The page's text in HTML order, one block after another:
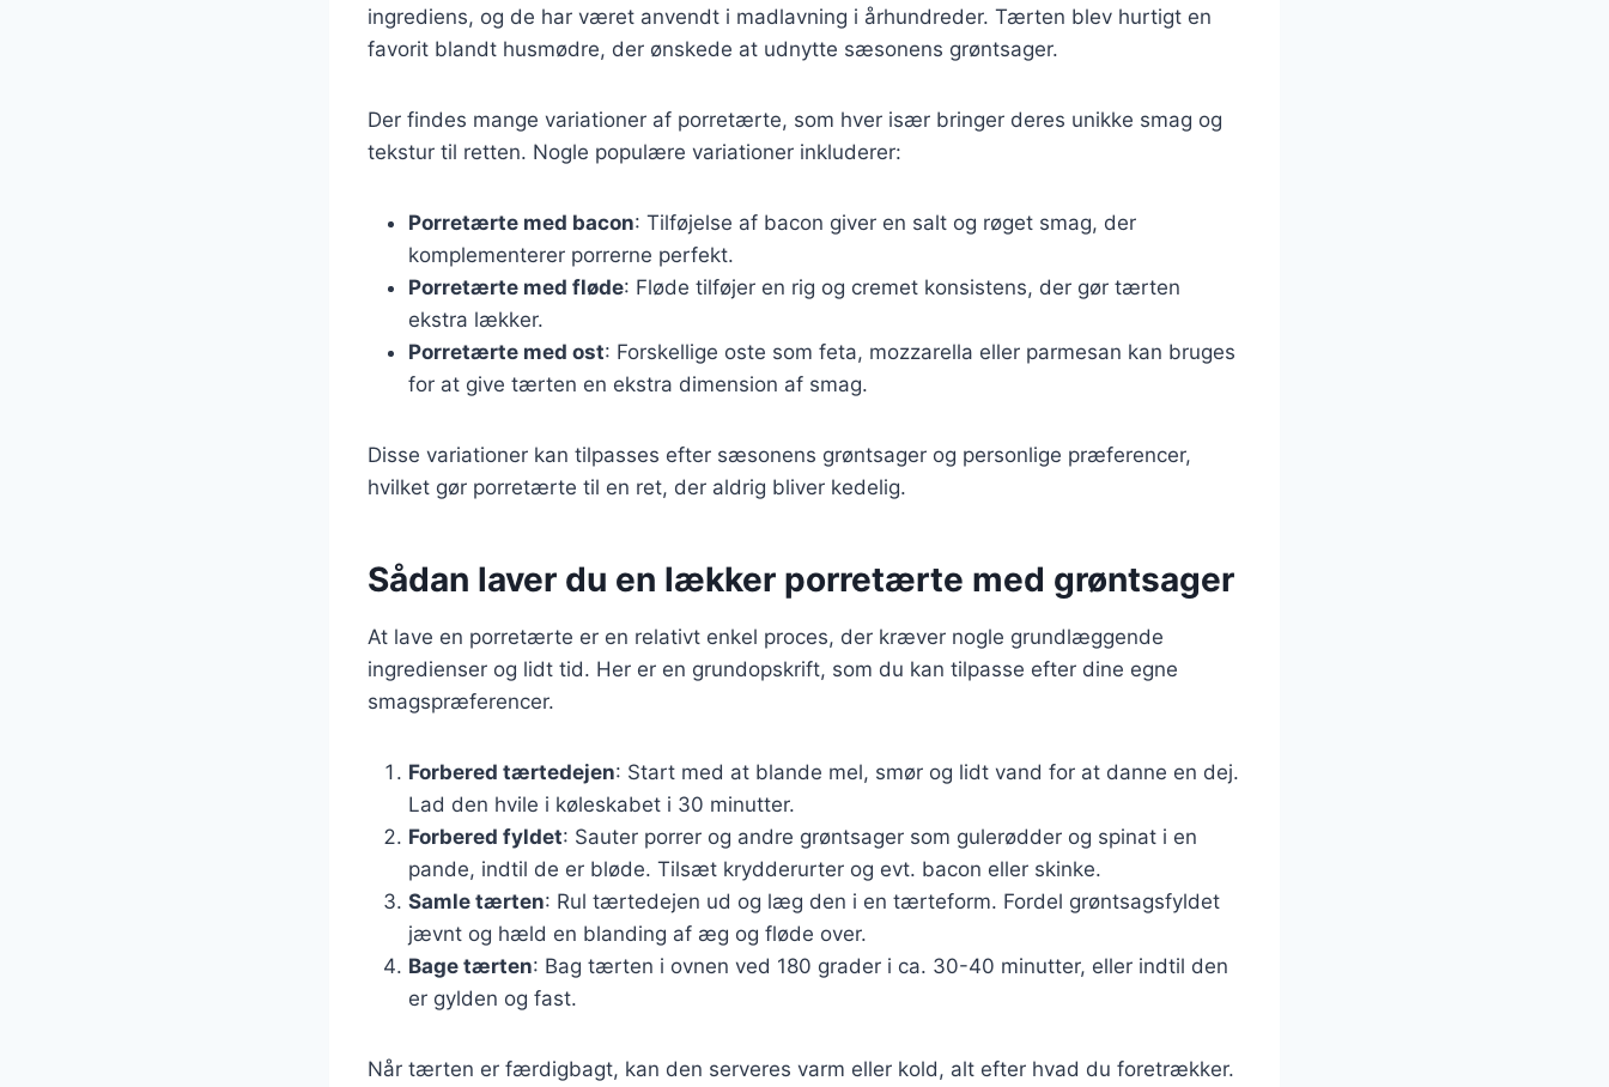
ingrediens, og de har været anvendt i madlavning i århundreder. Tærten blev hurtigt en
favorit blandt husmødre, der ønskede at udnytte sæsonens grøntsager.
Der findes mange variationer af porretærte, som hver især bringer deres unikke smag og
tekstur til retten. Nogle populære variationer inkluderer:
Porretærte med bacon: Tilføjelse af bacon giver en salt og røget smag, der
komplementerer porrerne perfekt.
Porretærte med fløde: Fløde tilføjer en rig og cremet konsistens, der gør tærten
ekstra lækker.
Porretærte med ost: Forskellige oste som feta, mozzarella eller parmesan kan bruges
for at give tærten en ekstra dimension af smag.
Disse variationer kan tilpasses efter sæsonens grøntsager og personlige præferencer,
hvilket gør porretærte til en ret, der aldrig bliver kedelig.
Sådan laver du en lækker porretærte med grøntsager
At lave en porretærte er en relativt enkel proces, der kræver nogle grundlæggende
ingredienser og lidt tid. Her er en grundopskrift, som du kan tilpasse efter dine egne
smagspræferencer.
Forbered tærtedejen: Start med at blande mel, smør og lidt vand for at danne en dej.
Lad den hvile i køleskabet i 30 minutter.
Forbered fyldet: Sauter porrer og andre grøntsager som gulerødder og spinat i en
pande, indtil de er bløde. Tilsæt krydderurter og evt. bacon eller skinke.
Samle tærten: Rul tærtedejen ud og læg den i en tærteform. Fordel grøntsagsfyldet
jævnt og hæld en blanding af æg og fløde over.
Bage tærten: Bag tærten i ovnen ved 180 grader i ca. 30-40 minutter, eller indtil den
er gylden og fast.
Når tærten er færdigbagt, kan den serveres varm eller kold, alt efter hvad du foretrækker.